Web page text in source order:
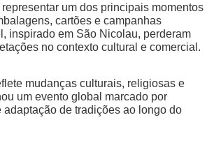
um dos principais momentos
cartões e campanhas
inspirado em São Nicolau, perderam
no contexto cultural e comercial.
mudanças culturais, religiosas e
um evento global marcado por
de tradições ao longo do